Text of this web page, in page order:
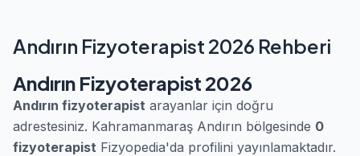
Andırın Fizyoterapist 2026 Rehberi
Andırın Fizyoterapist 2026
Andırın fizyoterapist arayanlar için doğru
adrestesiniz. Kahramanmaraş Andırın bölgesinde 0
fizyoterapist Fizyopedia'da profilini yayınlamaktadır.